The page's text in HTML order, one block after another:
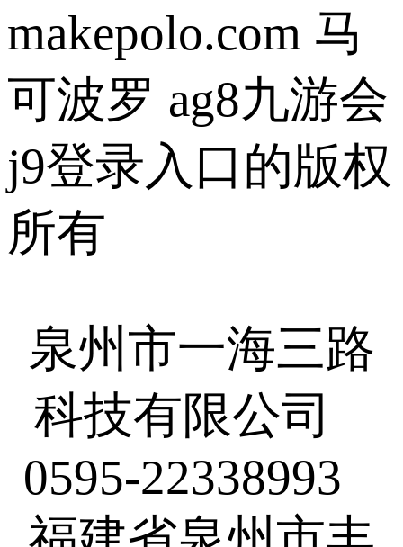
makepolo.com 马
可波罗 ag8九游会
j9登录入口的版权
所有
泉州市一海三路
科技有限公司
0595-22338993